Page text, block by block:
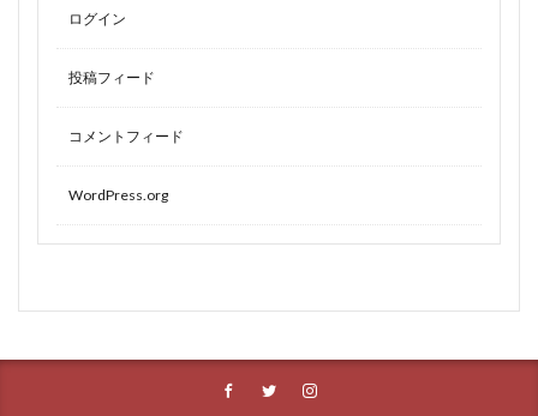
ログイン
投稿フィード
コメントフィード
WordPress.org